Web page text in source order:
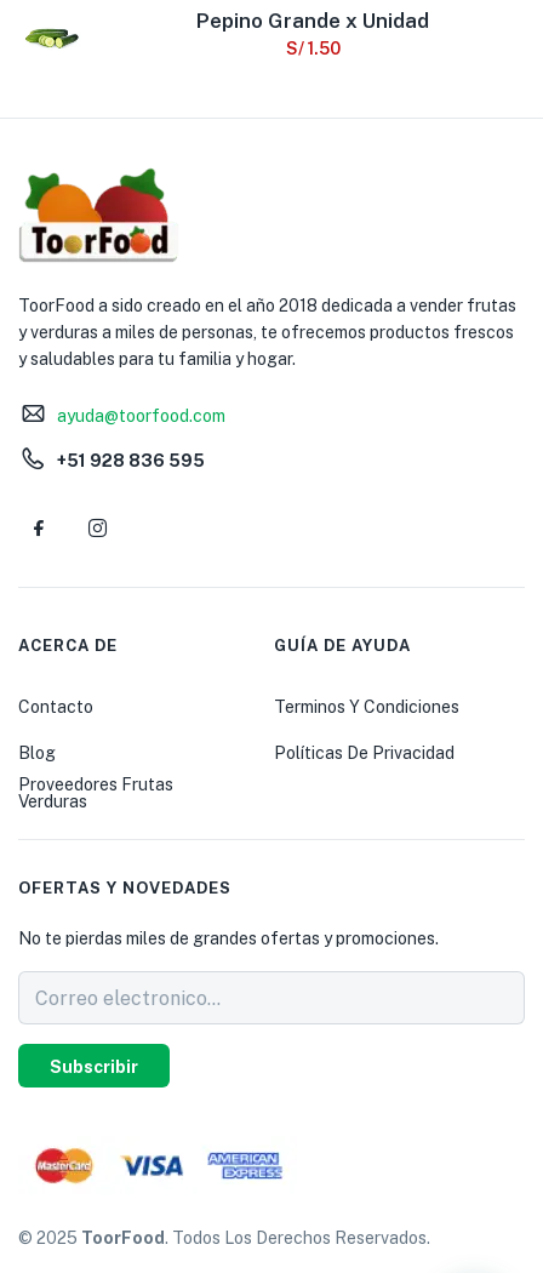
Pepino Grande x Unidad
S/1.50
ToorFood a sido creado en el año 2018 dedicada a vender frutas
y verduras a miles de personas, te ofrecemos productos frescos
y saludables para tu familia y hogar.
ayuda@toorfood.com
+51 928 836 595
ACERCA DE
Contacto
Blog
Proveedores Frutas
Verduras
GUÍA DE AYUDA
Terminos Y Condiciones
Políticas De Privacidad
OFERTAS Y NOVEDADES
No te pierdas miles de grandes ofertas y promociones.
Subscribir
© 2025 ToorFood. Todos Los Derechos Reservados.